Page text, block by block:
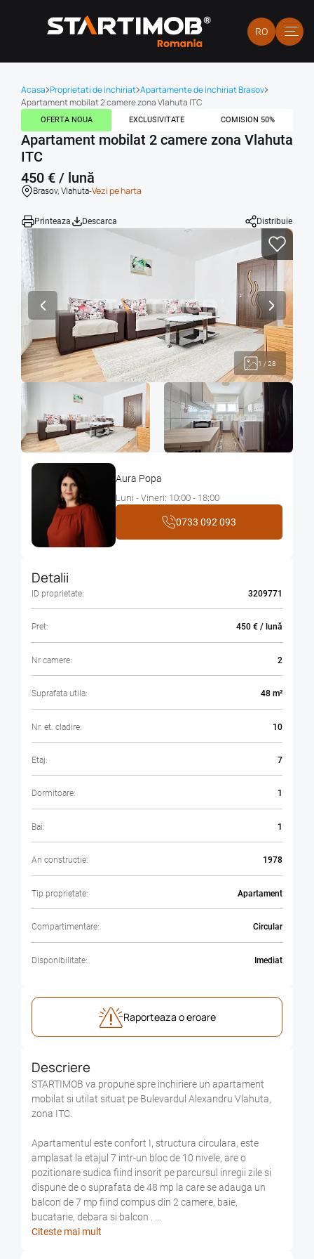
RO
Acasa Proprietati de inchiriat Apartamente de inchiriat Brasov
Apartament mobilat 2 camere zona Vlahuta ITC
OFERTA NOUA EXCLUSIVITATE COMISION 50%
Apartament mobilat 2 camere zona Vlahuta
ITC
450 € / lună
Brasov, Vlahuta-Vezi pe harta
Printeaza Descarca Distribuie
1 /28
Aura Popa
Luni - Vineri: 10:00 - 18:00
0733 092 093
Detalii
ID proprietate: 3209771
Pret: 450 € / lună
Nr camere: 2
Suprafata utila: 48 m²
Nr. et. cladire: 10
Etaj: 7
Dormitoare: 1
Bai: 1
An constructie: 1978
Tip proprietate: Apartament
Compartimentare: Circular
Disponibilitate: Imediat
Raporteaza o eroare
Descriere
STARTIMOB va propune spre inchiriere un apartament
mobilat si utilat situat pe Bulevardul Alexandru Vlahuta,
zona ITC.
Apartamentul este confort I, structura circulara, este
amplasat la etajul 7 intr-un bloc de 10 nivele, are o
pozitionare sudica fiind insorit pe parcursul inregii zile si
dispune de o suprafata de 48 mp la care se adauga un
balcon de 7 mp fiind compus din 2 camere, baie,
bucatarie, debara si balcon .
Locuinta dispune de toate utilitatile separate, incalzire cu
Citeste mai mult